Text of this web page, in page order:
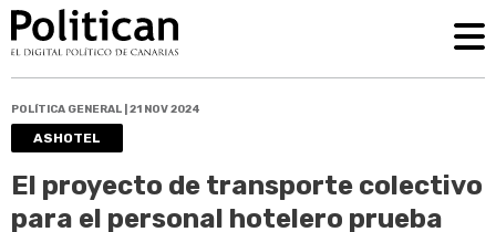
POLÍTICA GENERAL | 21 NOV 2024
ASHOTEL
El proyecto de transporte colectivo
para el personal hotelero prueba